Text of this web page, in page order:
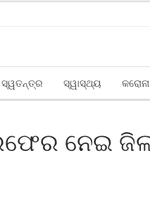
ସ୍ୱତନ୍ତ୍ର ସ୍ୱାସ୍ଥ୍ୟ କରୋନା
ନେଇ